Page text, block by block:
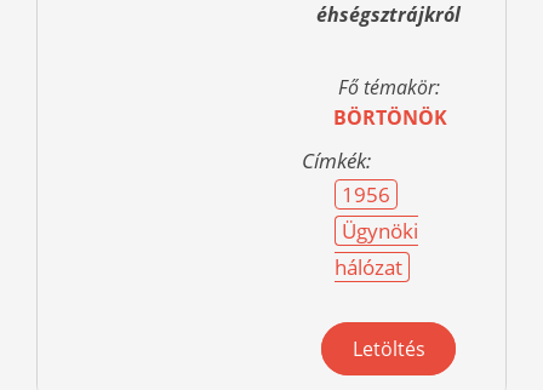
éhségsztrájkról
Fő témakör:
BÖRTÖNÖK
Címkék:
1956
Ügynöki
hálózat
Letöltés